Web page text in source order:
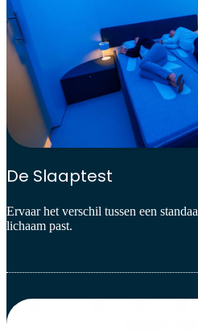
De Slaaptest
Ervaar het verschil tussen een
lichaam past.